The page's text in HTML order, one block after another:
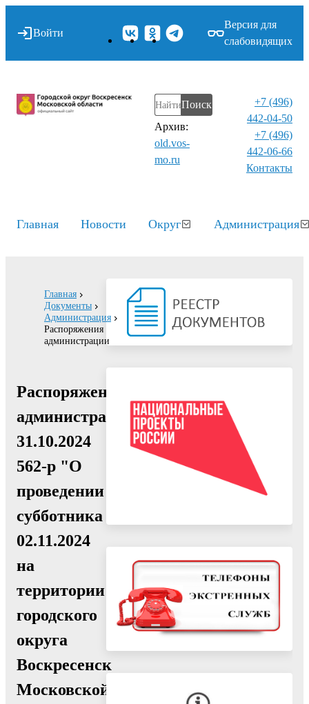
Войти
Версия для
слабовидящих
Поиск
Архив:
old.vos-
mo.ru
+7 (496)
442-04-50
+7 (496)
442-06-66
Контакты⁠
Главная Новости Округ Администрация
Главная
Документы
Администрация
Распоряжения
администрации
Распоряжение
администрации
31.10.2024
562-р "О
проведении
субботника
02.11.2024
на
территории
городского
округа
Воскресенск
Московской